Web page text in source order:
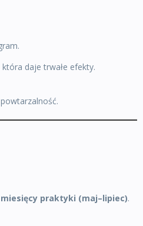
daje trwałe efekty.
praktyki (maj–lipiec).